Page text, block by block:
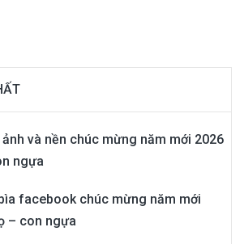
và nền chúc mừng năm mới 2026
ngựa
facebook chúc mừng năm mới
– con ngựa